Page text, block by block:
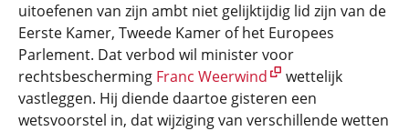
uitoefenen van zijn ambt niet gelijktijdig lid zijn van de
Eerste Kamer, Tweede Kamer of het Europees
Parlement. Dat verbod wil minister voor
rechtsbescherming Franc Weerwind
wettelijk
vastleggen. Hij diende daartoe gisteren een
wetsvoorstel in, dat wijziging van verschillende wetten